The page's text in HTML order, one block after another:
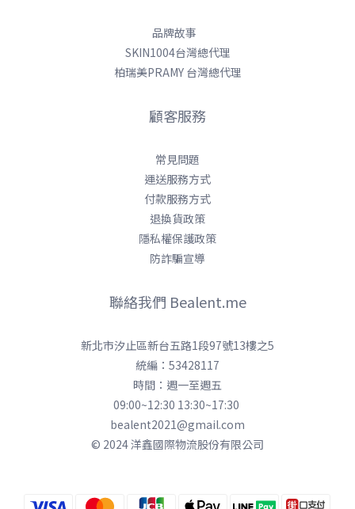
品牌故事
SKIN1004台灣總代理
柏瑞美PRAMY 台灣總代理
顧客服務
常見問題
運送服務方式
付款服務方式
退換貨政策
隱私權保護政策
防詐騙宣導
聯絡我們 Bealent.me
新北市汐止區新台五路1段97號13樓之5
統編：53428117
時間：週一至週五
09:00~12:30 13:30~17:30
bealent2021@gmail.com
© 2024 洋鑫國際物流股份有限公司